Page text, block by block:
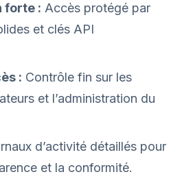
forte : Accès protégé par
et clés API
: Contrôle fin sur les
et l’administration du
d’activité détaillés pour
et la conformité.